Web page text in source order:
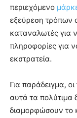
περιεχόμενο
εξεύρεση τρόπων
καταναλωτές για
πληροφορίες για
εκστρατεία.
Για παράδειγμα,
αυτά τα πολύτιμα
διαμορφώσουν το